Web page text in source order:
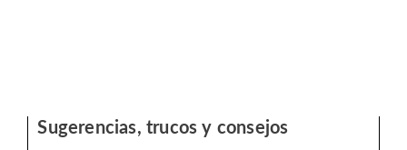
Sugerencias, trucos y consejos